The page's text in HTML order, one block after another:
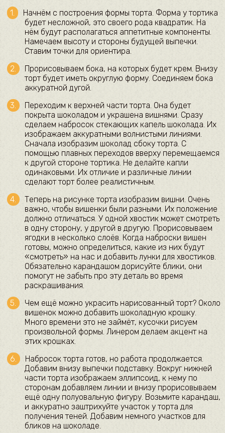
Начнём с построения формы торта. Форма у тортика
будет несложной, это своего рода квадратик. На
нём будут располагаться аппетитные компоненты.
Намечаем высоту и стороны будущей выпечки.
Ставим точки для ориентира.
Прорисовываем бока, на которых будет крем. Внизу
торт будет иметь округлую форму. Соединяем бока
аккуратной дугой.
Переходим к верхней части торта. Она будет
покрыта шоколадом и украшена вишнями. Сразу
сделаем набросок стекающих капель шоколада. Их
изображаем аккуратными волнистыми линиями.
Сначала изобразим шоколад сбоку торта. С
помощью плавных переходов вверху перемещаемся
к другой стороне тортика. Не делайте капли
одинаковыми. Их отличие и различные линии
сделают торт более реалистичным.
Теперь на рисунке торта изобразим вишни. Очень
важно, чтобы вишенки были разными. Их положение
должно отличаться. У одной хвостик может смотреть
в одну сторону, у другой в другую. Прорисовываем
ягодки в несколько слоёв. Когда наброски вишен
готовы, можно определиться, какие из них будут
«смотреть» на нас и добавить лунки для хвостиков.
Обязательно карандашом дорисуйте блики, они
помогут не забыть про эту деталь во время
раскрашивания.
Чем ещё можно украсить нарисованный торт? Около
вишенок можно добавить шоколадную крошку.
Много времени это не займёт, кусочки рисуем
произвольной формы. Линером делаем акцент на
этих крошках.
Набросок торта готов, но работа продолжается.
Добавим внизу выпечки подставку. Вокруг нижней
части торта изображаем эллипсоид, к нему по
сторонам добавляем линии и внизу прорисовываем
ещё одну полуовальную фигуру. Возьмите карандаш,
и аккуратно заштрихуйте участок у торта для
получения теней. Добавим немного участков для
бликов на шоколаде.